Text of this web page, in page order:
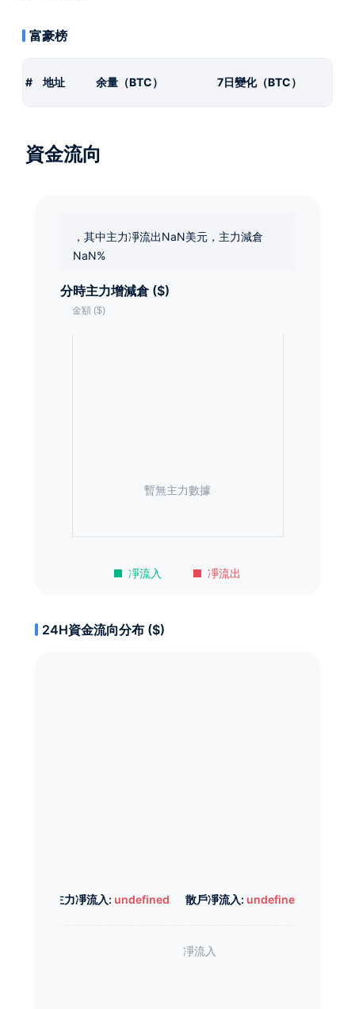
富豪榜
# 地址 余量（BTC） 7日變化（BTC）
資金流向
，其中主力凈流出NaN美元，主力減倉
NaN%
分時主力增減倉 ($)
凈流入 凈流出
暫無主力數據
24H資金流向分布 ($)
主力凈流入: undefined 散戶凈流入: undefined